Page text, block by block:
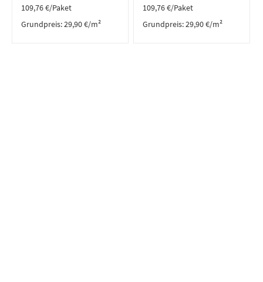
109,76€/Paket
Grundpreis:29,90€/m²
109,76€/Paket
Grundpreis:29,90€/m²